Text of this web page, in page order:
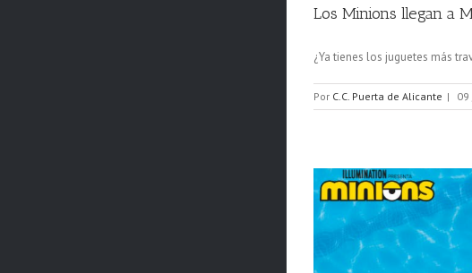
Los Minions llegan a
¿Ya tienes los juguetes más
Por C.C. Puerta de Alicante | 09